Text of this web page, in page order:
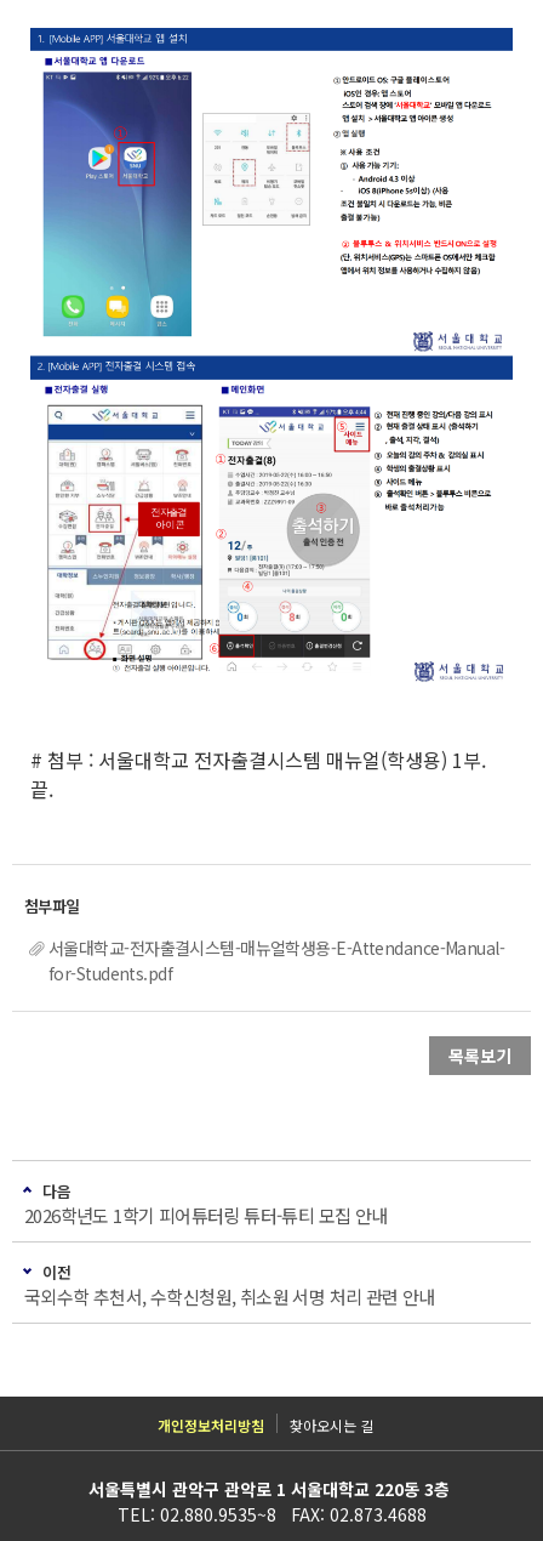
# 첨부 : 서울대학교 전자출결시스템 매뉴얼(학생용) 1부.
끝.
서울대학교-전자출결시스템-매뉴얼학생용-E-Attendance-Manual-
for-Students.pdf
목록보기
다음
2026학년도 1학기 피어튜터링 튜터-튜티 모집 안내
이전
국외수학 추천서, 수학신청원, 취소원 서명 처리 관련 안내
개인정보처리방침 찾아오시는 길
서울특별시 관악구 관악로 1 서울대학교 220동 3층
TEL: 02.880.9535~8 FAX: 02.873.4688